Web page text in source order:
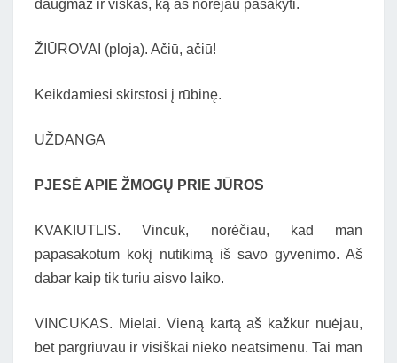
daugmaž ir viskas, ką aš norėjau pasakyti.
ŽIŪROVAI (ploja). Ačiū, ačiū!
Keikdamiesi skirstosi į rūbinę.
UŽDANGA
PJESĖ APIE ŽMOGŲ PRIE JŪROS
KVAKIUTLIS. Vincuk, norėčiau, kad man
papasakotum kokį nutikimą iš savo gyvenimo. Aš
dabar kaip tik turiu aisvo laiko.
VINCUKAS. Mielai. Vieną kartą aš kažkur nuėjau,
bet pargriuvau ir visiškai nieko neatsimenu. Tai man